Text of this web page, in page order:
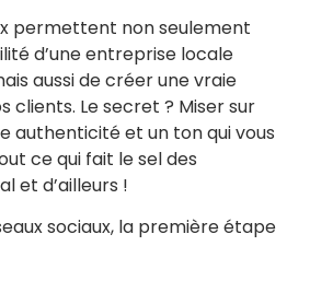
permettent non seulement
d’une entreprise locale
aussi de créer une vraie
clients. Le secret ? Miser sur
authenticité et un ton qui vous
ce qui fait le sel des
et d’ailleurs !
sociaux, la première étape